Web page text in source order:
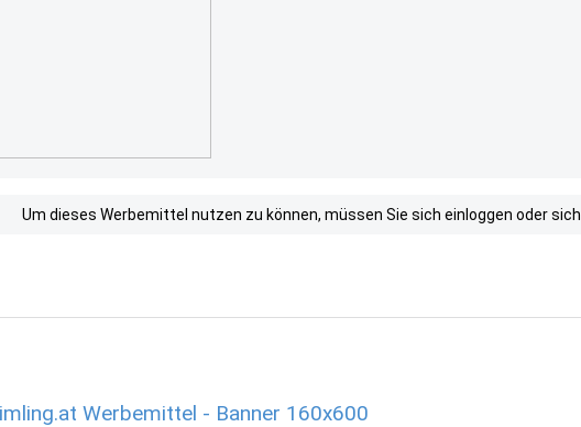
Um dieses Werbemittel nutzen zu können, müssen Sie sich einloggen oder sich
Werbemittel - Banner 160x600